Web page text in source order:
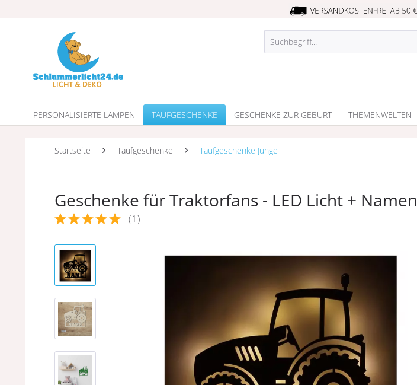
PERSONALISIERTE LAMPEN TAUFGESCHENKE GESCHENKE ZUR GEBURT THEMENWELTEN
Startseite Taufgeschenke Taufgeschenke Junge
Geschenke für Traktorfans - LED Licht + Namen
(1)